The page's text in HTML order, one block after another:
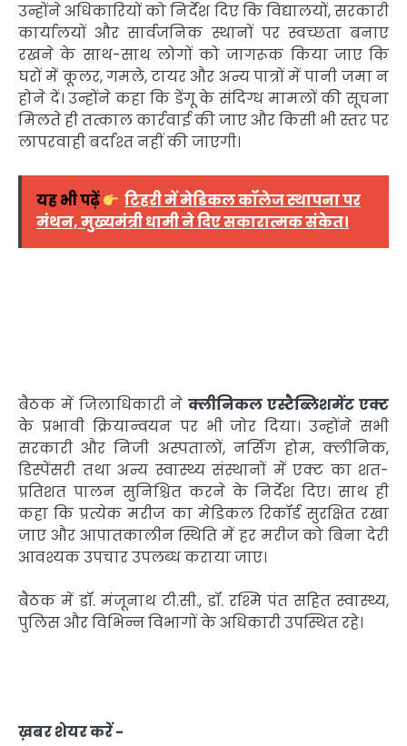
उन्होंने अधिकारियों को निर्देश दिए कि विद्यालयों, सरकारी
कार्यालयों और सार्वजनिक स्थानों पर स्वच्छता बनाए
रखने के साथ-साथ लोगों को जागरूक किया जाए कि
घरों में कूलर, गमले, टायर और अन्य पात्रों में पानी जमा न
होने दें। उन्होंने कहा कि डेंगू के संदिग्ध मामलों की सूचना
मिलते ही तत्काल कार्रवाई की जाए और किसी भी स्तर पर
लापरवाही बर्दाश्त नहीं की जाएगी।
यह भी पढ़ें
टिहरी में मेडिकल कॉलेज स्थापना पर
मंथन, मुख्यमंत्री धामी ने दिए सकारात्मक संकेत।
बैठक में जिलाधिकारी नेक्लीनिकल एस्टैब्लिशमेंट एक्ट
के प्रभावी क्रियान्वयन पर भी जोर दिया। उन्होंने सभी
सरकारी और निजी अस्पतालों, नर्सिंग होम, क्लीनिक,
डिस्पेंसरी तथा अन्य स्वास्थ्य संस्थानों में एक्ट का शत-
प्रतिशत पालन सुनिश्चित करने के निर्देश दिए। साथ ही
कहा कि प्रत्येक मरीज का मेडिकल रिकॉर्ड सुरक्षित रखा
जाए और आपातकालीन स्थिति में हर मरीज को बिना देरी
आवश्यक उपचार उपलब्ध कराया जाए।
बैठक में डॉ. मंजूनाथ टी.सी., डॉ. रश्मि पंत सहित स्वास्थ्य,
पुलिस और विभिन्न विभागों के अधिकारी उपस्थित रहे।
ख़बर शेयर करें -